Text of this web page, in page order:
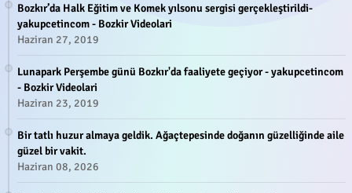
Bozkır’da Halk Eğitim ve Komek yılsonu sergisi gerçekleştirildi-
yakupcetincom - Bozkir Videolari
Haziran 27, 2019
Lunapark Perşembe günü Bozkır'da faaliyete geçiyor - yakupcetincom
- Bozkir Videolari
Haziran 23, 2019
Bir tatlı huzur almaya geldik. Ağaçtepesinde doğanın güzelliğinde aile
güzel bir vakit.
Haziran 08, 2026